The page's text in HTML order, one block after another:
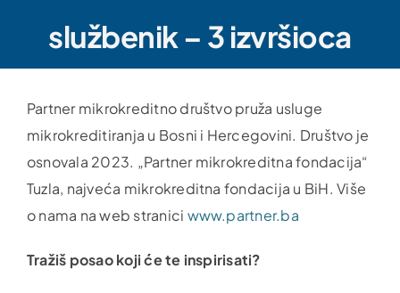
službenik – 3 izvršioca
Partner mikrokreditno društvo pruža usluge
mikrokreditiranja u Bosni i Hercegovini. Društvo je
osnovala 2023. „Partner mikrokreditna fondacija“
Tuzla, najveća mikrokreditna fondacija u BiH. Više
o nama na web stranici www.partner.ba
Tražiš posao koji će te inspirisati?